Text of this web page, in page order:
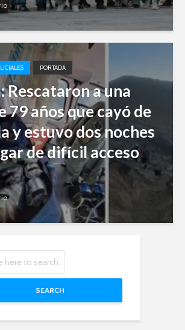
PORTADA
Rescataron a una
79 años que cayó de
y estuvo dos noches
de difícil acceso
SEARCH